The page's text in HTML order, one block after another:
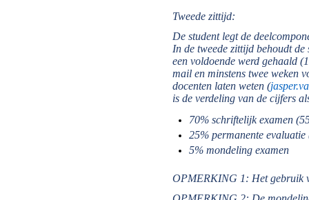
Tweede zittijd:
De student legt de
In de tweede zittijd behoudt
een voldoende werd gehaald
mail en minstens twee weken
docenten laten weten (
is de verdeling van de cijfers
70% schriftelijk examen
25% permanente
5% mondeling examen
OPMERKING 1: Het gebruik